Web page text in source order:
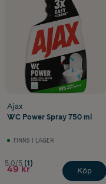
Ajax
WC Power Spray 750 ml
FINNS I LAGER
5.0/5 (1)
49 kr Köp